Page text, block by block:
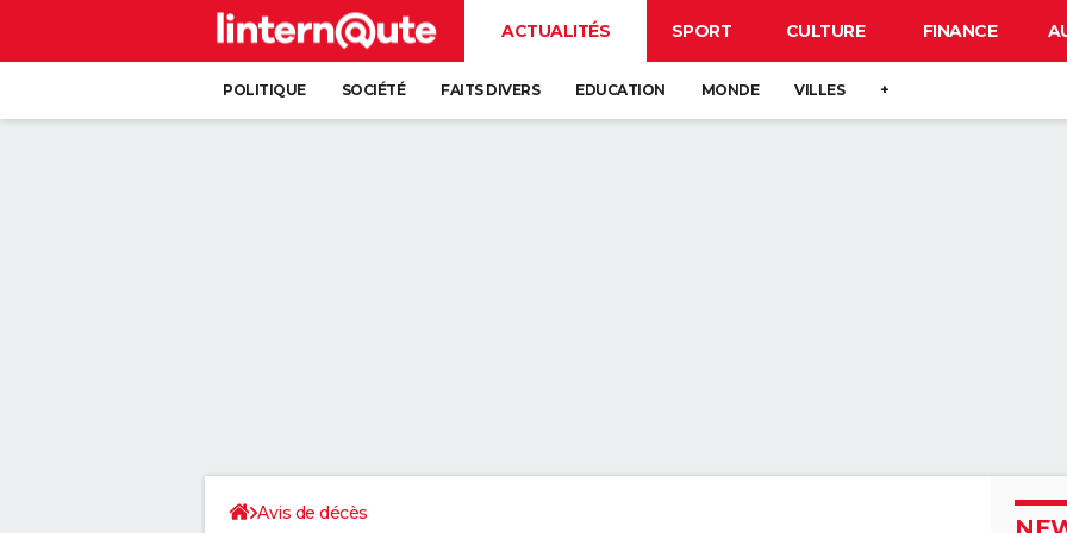
ACTUALITÉS SPORT CULTURE FINANCE
POLITIQUE SOCIÉTÉ FAITS DIVERS EDUCATION MONDE VILLES +
Avis de décès